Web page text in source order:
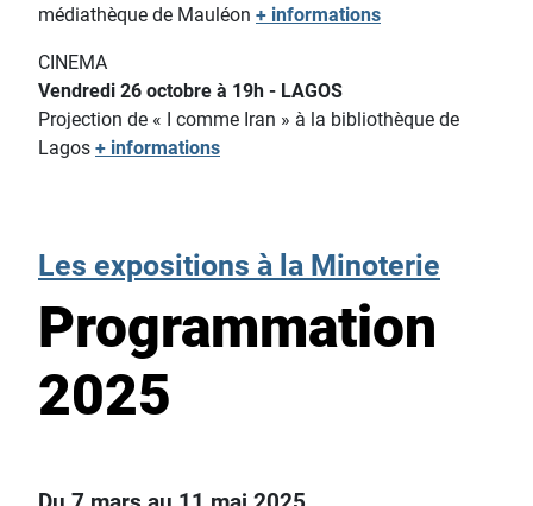
médiathèque de Mauléon + informations
CINEMA
Vendredi 26 octobre à 19h - LAGOS
Projection de « I comme Iran » à la bibliothèque de
Lagos + informations
Les expositions à la Minoterie
Programmation
2025